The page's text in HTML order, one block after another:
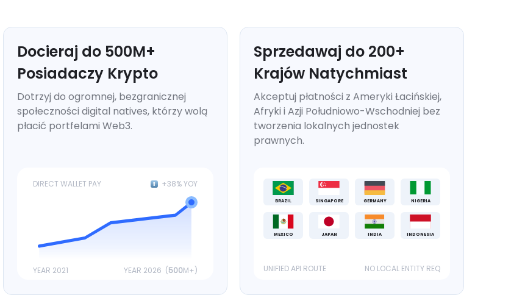
Docieraj do 500M+
Posiadaczy Krypto
Dotrzyj do ogromnej, bezgranicznej
społeczności digital natives, którzy wolą
płacić portfelami Web3.
DIRECT WALLET PAY +38% YOY
YEAR 2021 YEAR 2026 (500M+)
Sprzedawaj do 200+
Krajów Natychmiast
Akceptuj płatności z Ameryki Łacińskiej,
Afryki i Azji Południowo-Wschodniej bez
tworzenia lokalnych jednostek
prawnych.
BRAZIL SINGAPORE GERMANY NIGERIA
MEXICO JAPAN INDIA INDONESIA
UNIFIED API ROUTE NO LOCAL ENTITY REQ